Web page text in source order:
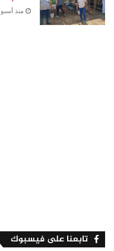
منذ
تابعنا على فيسبوك